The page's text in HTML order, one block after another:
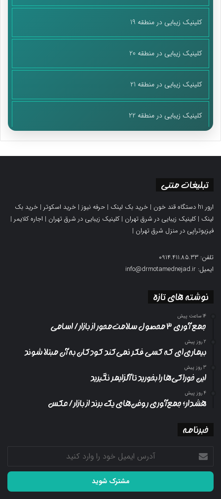
کلینیک زیبایی در منطقه 19
کلینیک زیبایی در منطقه 20
کلینیک زیبایی در منطقه 21
کلینیک زیبایی در منطقه 22
تبلیغات متنی
ارور h1 دستگاه قند خون | خرید بک لینک | حرفه نیوز | خرید اسکوتر | خرید بک
لینک |کلینیک زیبایی در شرق تهران |کلینیک زیبایی در شرق تهران | اجاره کلایمر |
فیزیوتراپی در منزل شرق تهران |
تلفن: 0914.411.85.33
ایمیل: info@drmotamednejad.ir
نوشته های تازه
14 ساعت پیش
جمع آوری ۳ محصول سلامت‌محور از بازار/ اسامی
2 روز پیش
بیماری‌ای که کسی فکر نمی‌کند کودکان به آن مبتلا شوند
3 روز پیش
این خوراکی‌ها را بخورید تا آلزایمر نگیرید
4 روز پیش
هشدار؛ جمع‌آوری روغن‌های یک برند از بازار/ عکس
خبرنامه
آدرس
ایمیل
خود
وارد